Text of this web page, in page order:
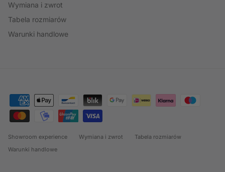
Wymiana i zwrot
Tabela rozmiarów
Warunki handlowe
Showroom experience Wymiana i zwrot
Tabela rozmiarów
Warunki handlowe